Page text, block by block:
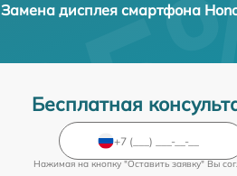
Замена дисплея смартфона
Бесплатная
Нажимая на кнопку "Оставить заявку" Вы